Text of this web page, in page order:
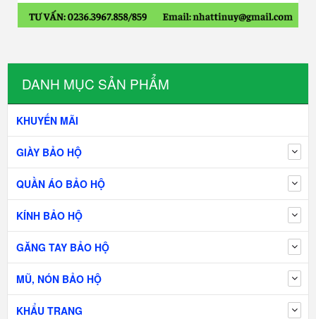
DANH MỤC SẢN PHẨM
KHUYẾN MÃI
GIÀY BẢO HỘ
QUẦN ÁO BẢO HỘ
KÍNH BẢO HỘ
GĂNG TAY BẢO HỘ
MŨ, NÓN BẢO HỘ
KHẨU TRANG